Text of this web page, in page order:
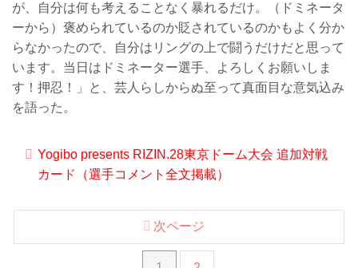
が、自分は何も考えることなく暴れるだけ。（ドミネータ
ーから）褒められているのか貶されているのかもよく分か
らなかったので、自分はリングの上で闘うだけだと思って
います。当日はドミネーター選手、よろしくお願いしま
す！押忍！」と、芸人らしからぬ至って真面目な意気込み
を語った。
Yogibo presents RIZIN.28東京ドーム大会 追加対戦
カード（選手コメント全文掲載）
次ページ